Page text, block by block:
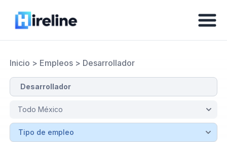
Inicio > Empleos> Desarrollador